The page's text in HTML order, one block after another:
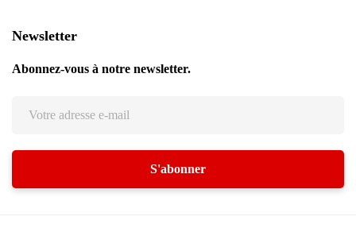
Newsletter
Abonnez-vous à notre newsletter.